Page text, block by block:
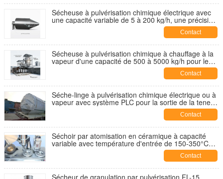
Sécheuse à pulvérisation chimique électrique avec
une capacité variable de 5 à 200 kg/h, une précision
de chauffage électrique PID et une capacitéContact
Sécheuse à pulvérisation chimique à chauffage à la
vapeur d'une capacité de 500 à 5000 kg/h pour le
traitement des aliments à haute humiditéContact
Séche-linge à pulvérisation chimique électrique ou à
vapeur avec système PLC pour la sortie de la teneur
Contact
Séchoir par atomisation en céramique à capacité
variable avec température d'entrée de 150-350°C
pour le traitement chimique industriel Contact
Sécheur de granulation par pulvérisation FL-15